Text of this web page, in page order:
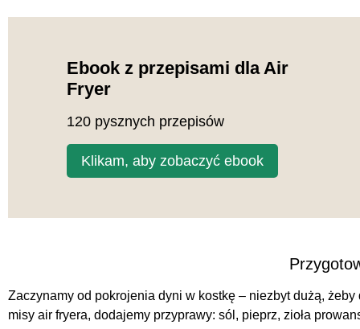
Ebook z przepisami dla Air
Fryer
120 pysznych przepisów
Klikam, aby zobaczyć ebook
Zaczynamy od pokrojenia dyni w kostkę – niezbyt dużą, żeby
misy air fryera, dodajemy przyprawy: sól, pieprz, zioła